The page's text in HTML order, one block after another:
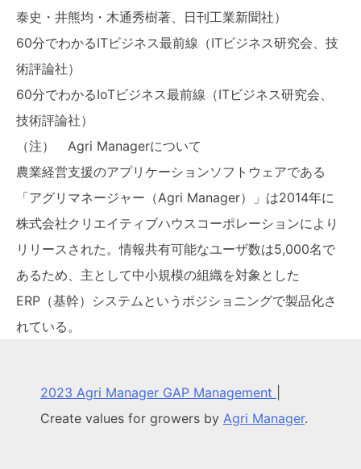
泰史・井熊均・木通秀樹著、日刊工業新聞社）
60分でわかるITビジネス最前線（ITビジネス研究会、技
術評論社）
60分でわかるIoTビジネス最前線（ITビジネス研究会、
技術評論社）
（注） Agri Managerについて
農業経営支援のアプリケーションソフトウェアである
「アグリマネージャー（Agri Manager）」は2014年に
株式会社クリエイティブハウスコーポレーションにより
リリースされた。情報共有可能なユーザ数は5,000名で
あるため、主として中小規模の組織を対象とした
ERP（基幹）システムというポジショニングで製品化さ
れている。
2023 Agri Manager GAP Management
Create values for growers by Agri Manager.